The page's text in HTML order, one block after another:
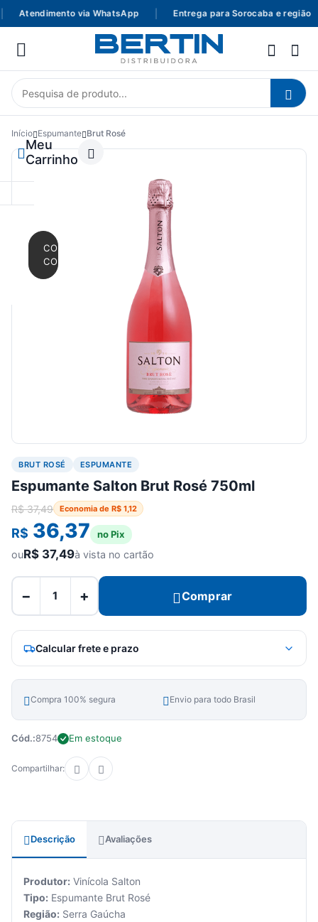
Atendimento via WhatsApp Entrega para Sorocaba e região
Meu
Carrinho
CONTINUAR
COMPRANDO
Início Espumante Brut Rosé
BRUT ROSÉ ESPUMANTE
Espumante Salton Brut Rosé 750ml
R$37,49 Economia de R$ 1,12
R$ 36,37 no Pix
ouR$ 37,49à vista no cartão
− + Comprar
Calcular frete e prazo
Compra 100% segura Envio para todo Brasil
Cód.:8754 Em estoque
Compartilhar:
Descrição Avaliações
Produtor: Vinícola Salton
Tipo: Espumante Brut Rosé
Região: Serra Gaúcha